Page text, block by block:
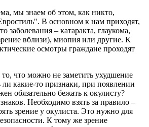
мы знаем об этом, как никто,
В основном к нам приходят,
заболевания – катаракта, глаукома,
вблизи), миопия или другие. К
осмотры граждане проходят
что можно не заметить ухудшение
ли какие-то признаки, при появлении
обязательно бежать к окулисту?
Необходимо взять за правило –
зрение у окулиста. Это нужно для
К тому же зрение